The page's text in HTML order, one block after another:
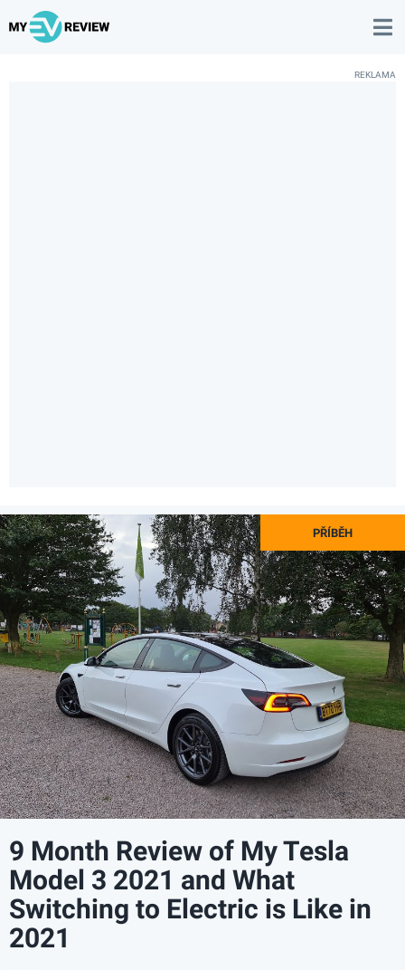
9 Month Review of My Tesla
Model 3 2021 and What
Switching to Electric is Like in
2021